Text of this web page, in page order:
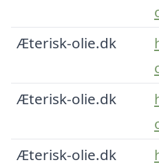
Æterisk-olie.dk
Æterisk-olie.dk
Æterisk-olie.dk